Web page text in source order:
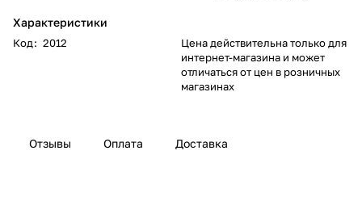
Характеристики
Код: 2012
Цена действительна только для
интернет-магазина и может
отличаться от цен в розничных
магазинах
Отзывы Оплата Доставка